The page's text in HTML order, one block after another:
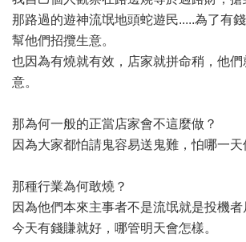
那路過的遊神流氓地頭蛇遊民.....為了有
幫他們招攬生意。
也因為有燒就有效，店家就拼命稍，他
意。
那為何一般的正當店家會不這麼做？
因為大家都怕請鬼容易送鬼難，怕哪一天
那種行業為何敢燒？
因為他們本來主事者不是流氓就是投機者
今天有錢賺就好，哪管明天會怎樣。